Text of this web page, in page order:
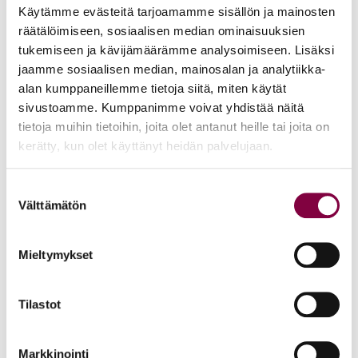
Käytämme evästeitä tarjoamamme sisällön ja mainosten
räätälöimiseen, sosiaalisen median ominaisuuksien
tukemiseen ja kävijämäärämme analysoimiseen. Lisäksi
jaamme sosiaalisen median, mainosalan ja analytiikka-
alan kumppaneillemme tietoja siitä, miten käytät
sivustoamme. Kumppanimme voivat yhdistää näitä
tietoja muihin tietoihin, joita olet antanut heille tai joita on
kerätty, kun olet käyttänyt heidän palvelujaan.
valinta
Välttämätön
Mieltymykset
Tilastot
Markkinointi
nousisi johtotehtäviin. Voidaan toki pohtia sitä, miksi
tilanne on se, etteivät naiset nouse tai halua nousta näihin
tehtäviin.
Eri asia ovat selittämättömät palkkaerot, joihin on
puututtava työpaikkatasolla. Juristiliitto tutkii
myös selittämättömien palkkaerojen suuruutta aika
vuoden 2021 palkoista ja silloin selittämätön palkkaero oli
7,4 %.
EU:n palkka-avoimuusdirektiivi (EU 2023/970) on
Direktiivin tavoitteena on lisätä palkkojen läpinäkyvyyttä
tasa-arvoisempaan suuntaan ja varmistaa,